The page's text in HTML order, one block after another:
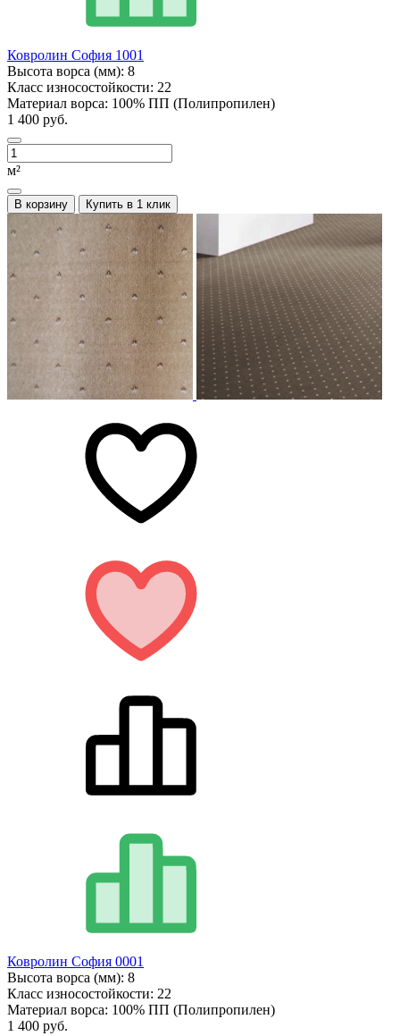
Ковролин София 1001
Высота ворса (мм): 8
Класс износостойкости: 22
Материал ворса: 100% ПП (Полипропилен)
1 400 руб.
м²
В корзину Купить в 1 клик
Ковролин София 0001
Высота ворса (мм): 8
Класс износостойкости: 22
Материал ворса: 100% ПП (Полипропилен)
1 400 руб.